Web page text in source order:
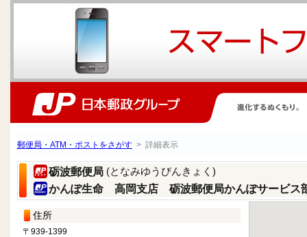
郵便局・ATM・ポストをさがす > 詳細表示
砺波郵便局 (となみゆうびんきょく)
かんぽ生命 高岡支店 砺波郵便局かんぽサービス
住所
〒939-1399